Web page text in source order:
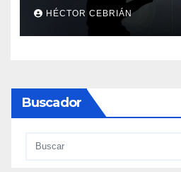
HÉCTOR CEBRIÁN
Buscador